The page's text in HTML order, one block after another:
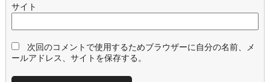
サイト
次回のコメントで使用するためブラウザーに自分の名前、メ
ールアドレス、サイトを保存する。